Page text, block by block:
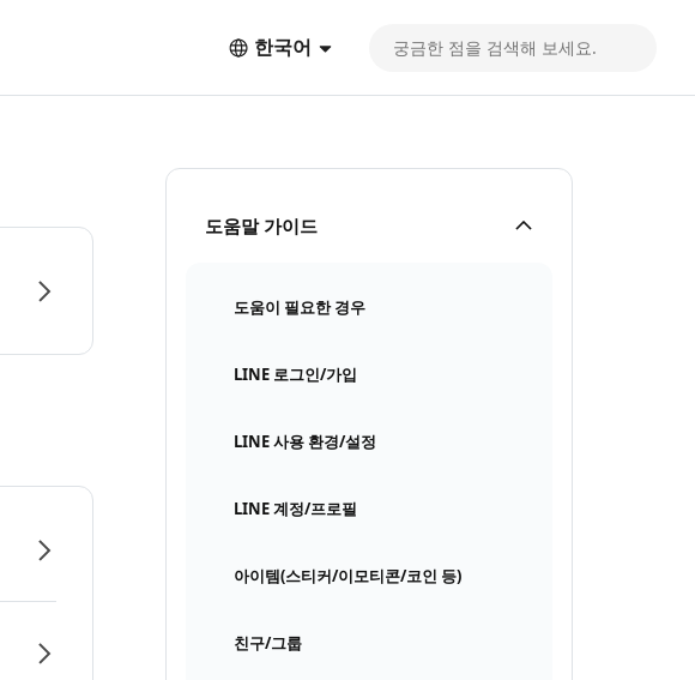
한국어
도움말 가이드
도움이 필요한 경우
LINE 로그인/가입
LINE 사용 환경/설정
LINE 계정/프로필
아이템(스티커/이모티콘/코인 등)
친구/그룹